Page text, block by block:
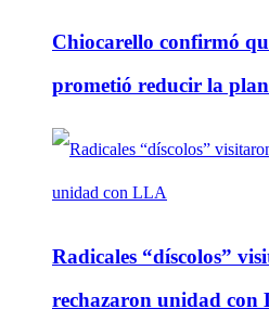
Chiocarello confirmó
prometió reducir la
Radicales “díscolos”
rechazaron unidad con